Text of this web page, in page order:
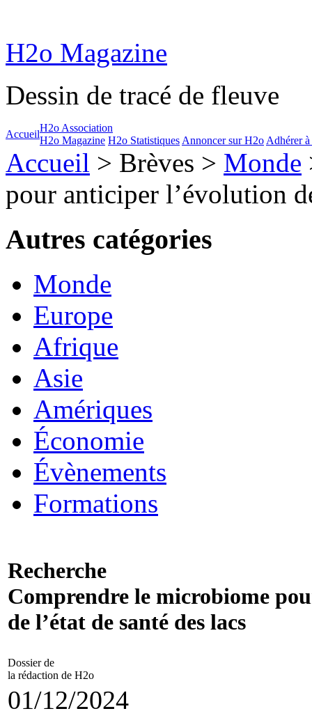
H2o Magazine
Dessin de tracé de fleuve
Accueil
H2o Association
H2o Magazine H2o Statistiques Annoncer sur H2o Adhérer
Accueil > Brèves > Monde
pour anticiper l’évolution
Autres catégories
Monde
Europe
Afrique
Asie
Amériques
Économie
Évènements
Formations
Recherche
Comprendre le microbiome
de l’état de santé des lacs
Dossier de
la rédaction de H2o
01/12/2024